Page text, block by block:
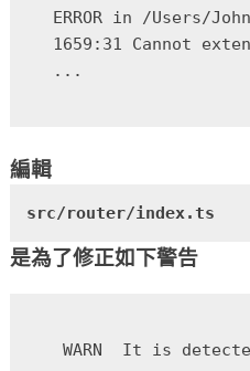
ERROR in /Users/
1659:31 Cannot
編輯
src/router/index.ts
是為了修正如下警告